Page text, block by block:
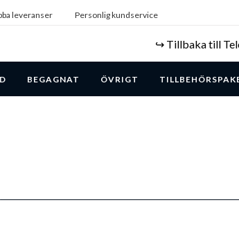
leveranser Personlig kundservice
↪️ Tillbaka till
BEGAGNAT ÖVRIGT